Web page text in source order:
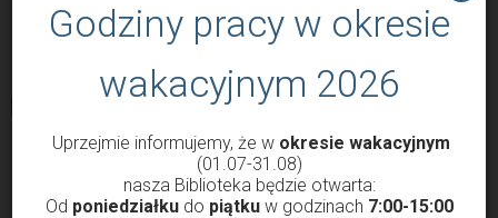
Godziny pracy w okresie
wakacyjnym 2026
Uprzejmie informujemy, że w okresie wakacyjnym
(01.07-31.08)
nasza Biblioteka będzie otwarta:
Od poniedziałkudo piątkuw godzinach 7:00-15:00